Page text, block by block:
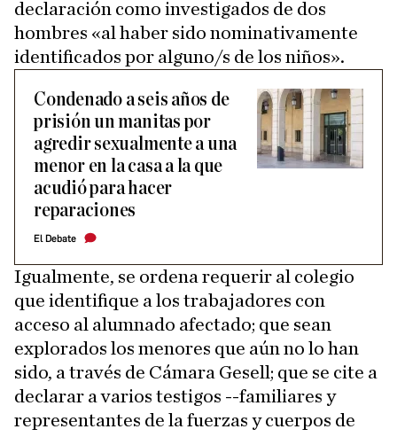
declaración como investigados de dos
hombres «al haber sido nominativamente
identificados por alguno/s de los niños».
Condenado a seis años de
prisión un manitas por
agredir sexualmente a una
menor en la casa a la que
acudió para hacer
reparaciones
El Debate
Igualmente, se ordena requerir al colegio
que identifique a los trabajadores con
acceso al alumnado afectado; que sean
explorados los menores que aún no lo han
sido, a través de Cámara Gesell; que se cite a
declarar a varios testigos --familiares y
representantes de la fuerzas y cuerpos de